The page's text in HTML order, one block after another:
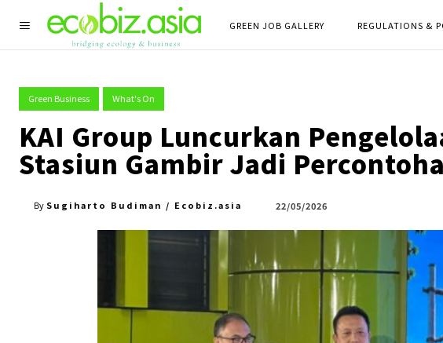
GREEN JOB GALLERY REGULATIONS &
Green Business What's On
KAI Group Luncurkan
Stasiun Gambir Jadi
By Sugiharto Budiman / Ecobiz.asia 22/05/2026